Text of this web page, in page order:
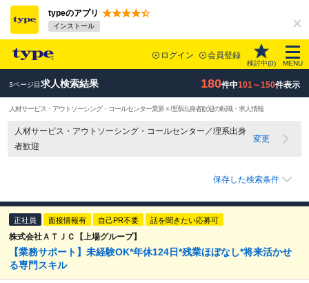
typeのアプリ
インストール
ログイン 会員登録
検討中(0) MENU
3ページ目求人検索結果 180件中101～150件表示
人材サービス・アウトソーシング・コールセンター業界 × 理系出身者歓迎の転職・求人情報
人材サービス・アウトソーシング・コールセンター／理系出身
者歓迎
変更
保存した検索条件
正社員 面接情報有 自己PR不要 話を聞きたい応募可
株式会社ＡＴＪＣ【上場グループ】
【業務サポート】未経験OK*年休124日*残業ほぼなし*将来活かせ
る専門スキル